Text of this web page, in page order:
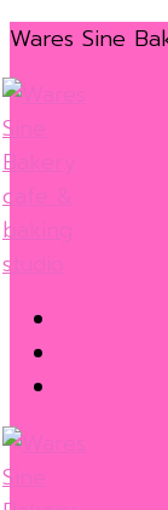
Skip
to
content
Menu
Close
Wares Sine